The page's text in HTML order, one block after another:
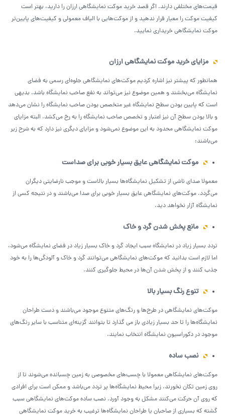
قیمت‌های مختلفی دارند. اگر قصد خرید موکت نمایشگاهی ارزان را دارید، بهتر است
کیفیت موکت را معیار قرار ندهید و از موکت‌هایی با الیاف معمولی و کیفیت‌های پایین‌تر
موکت نمایشگاهی خریداری نمایید.
مزایای خرید موکت نمایشگاهی ارزان
همانطور که پیشتر نیز اشاره کردیم موکت‌های نمایشگاهی جلوه‌ای رسمی به فضای
نمایشگاه می‌بخشند و همین موضوع نیز می‌تواند به نفع صاحب نمایشگاه باشد. بدیهی
است که پایین بودن سطح نمایشگاه غیر متخصص بودن صاحب نمایشگاه را نشان می‌دهد
و بالا بودن سطح آن نیز اعتبار و تخصص صاحب نمایشگاه را به رخ می‌کشد. البته مزایای
موکت نمایشگاهی محدود به این موضوع نمی‌شود و مزایای دیگری نیز دارد که به شرح زیر
می‌باشند:
موکت نمایشگاهی عایق بسیار خوبی برای صداست
معمولا صدای ناشی از تشکیل نمایشگاه‌ها بسیار بالاست و موجب نارضایتی دیگران
می‌گردد. موکت‌های نمایشگاهی عایق بسیار خوبی برای صدا می‌باشند و در نتیجه کسی از
نمایشگاه آزار نخواهد دید.
مانع پخش شدن گرد و خاک
تردد بسیار زیاد در نمایشگاه سبب ایجاد گرد و خاک بسیار زیاد در فضای نمایشگاه می‌شود،
اما لازم است بدانید که موکت‌های نمایشگاهی می‌توانند گرد و خاک و آلودگی‌ها را به خود
جذب کنند و از پخش شدن آن‌ها در محیط جلوگیری کنند.
تنوع رنگ بسیار بالا
موکت‌های نمایشگاهی در طرح‌ها و رنگ‌های متنوع موجود می‌باشند و دست طراحان
نمایشگاه‌ها را تا حد بسیار زیادی باز می گذارد تا بتوانند گزینه‌ای متناسب با سایر رنگ‌های
موجود در دکوراسیون نمایشگاه انتخاب نمایند.
نصب ساده
موکت‌های نمایشکاهی معمولا با چسب‌های مخصوصی به زمین چسبانده می‌شوند تا از
روی زمین تکان نخورند. زیرا محیط نمایشگاه‌ها پر تردد می‌باشد و ممکن است برای افرادی
که روی آن حرکت می‌کنند مشکل به وجود آورد. نصب ساده موکت‌های نمایشگاهی سبب
گشته که بسیاری از صاحبان یا طراحان نمایشگاه‌ها ترغیب به خرید موکت نمایشگاهی